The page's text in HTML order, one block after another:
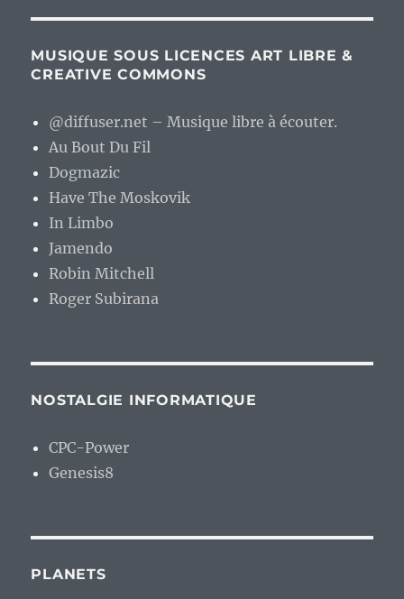
MUSIQUE SOUS LICENCES ART LIBRE &
CREATIVE COMMONS
@diffuser.net – Musique libre à écouter.
Au Bout Du Fil
Dogmazic
Have The Moskovik
In Limbo
Jamendo
Robin Mitchell
Roger Subirana
NOSTALGIE INFORMATIQUE
CPC-Power
Genesis8
PLANETS